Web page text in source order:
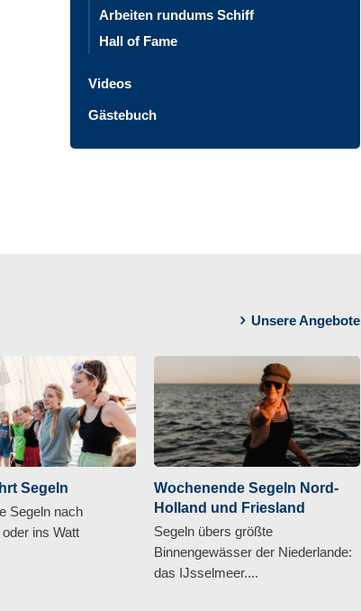
Arbeiten rundums Schiff
Hall of Fame
Videos
Gästebuch
Unsere Angebote
Segeln
Segeln nach
ins Watt
Wochenende Segeln Nord-
Holland und Friesland
Segeln übers größte
Binnengewässer der Niederlande:
das IJsselmeer....